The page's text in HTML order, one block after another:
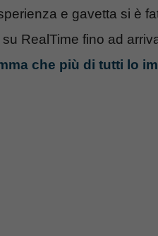
e gavetta si è
RealTime fino ad
che più di tutti lo